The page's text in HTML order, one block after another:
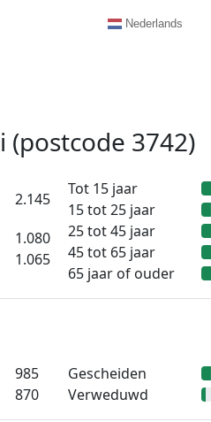
3742)
2.145
1.080
1.065
Tot 15 jaar
15 tot 25 jaar
25 tot 45 jaar
45 tot 65 jaar
65 jaar of ouder
985
870
Gescheiden
Verweduwd
Nederlands